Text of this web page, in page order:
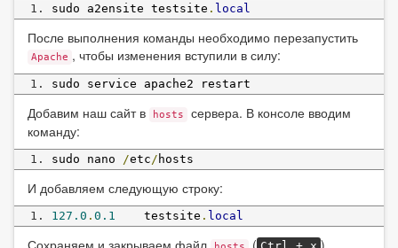
sudo a2ensite testsite . local
После выполнения команды необходимо перезапустить
Apache , чтобы изменения вступили в силу:
sudo service apache2 restart
Добавим наш сайт в hosts
сервера. В консоле вводим
команду:
sudo nano /etc / hosts
И добавляем следующую строку:
127.0 . 0.1
    testsite
. local
Сохраняем и закрываем файл (
).